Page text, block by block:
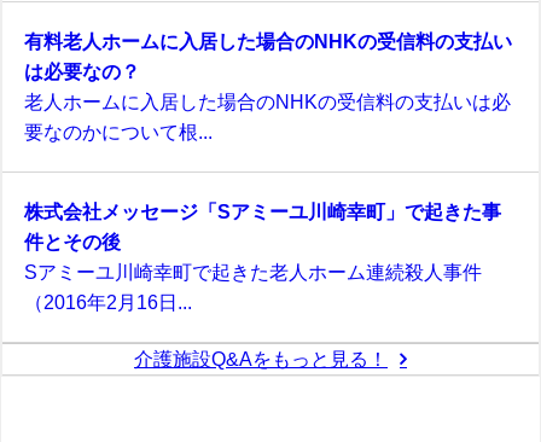
有料老人ホームに入居した場合のNHKの受信料の支払い
は必要なの？
老人ホームに入居した場合のNHKの受信料の支払いは必
要なのかについて根...
株式会社メッセージ「Sアミーユ川崎幸町」で起きた事
件とその後
Sアミーユ川崎幸町で起きた老人ホーム連続殺人事件
（2016年2月16日...
介護施設Q&Aをもっと見る！